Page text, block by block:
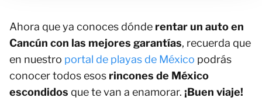
Ahora que ya conoces dónde rentar un auto en
Cancún con las mejores garantías, recuerda que
en nuestro portal de playas de México podrás
conocer todos esos rincones de México
escondidos que te van a enamorar. ¡Buen viaje!